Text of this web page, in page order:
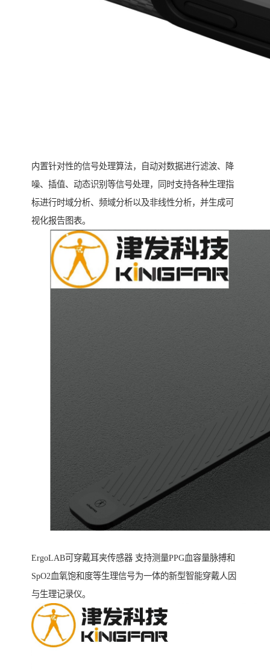
内置针对性的信号处理算法，自动对数据进行滤波、降
噪、插值、动态识别等信号处理，同时支持各种生理指
标进行时域分析、频域分析以及非线性分析，并生成可
视化报告图表。
ErgoLAB可穿戴耳夹传感器 支持测量PPG血容量脉搏和
SpO2血氧饱和度等生理信号为一体的新型智能穿戴人因
与生理记录仪。